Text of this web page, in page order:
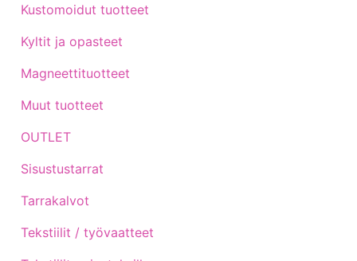
Kustomoidut tuotteet
Kyltit ja opasteet
Magneettituotteet
Muut tuotteet
OUTLET
Sisustustarrat
Tarrakalvot
Tekstiilit / työvaatteet